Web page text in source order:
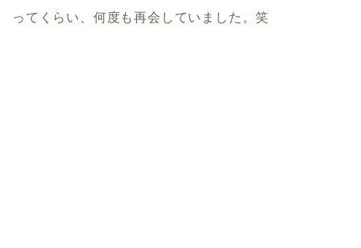
ってくらい、何度も再会していました。笑